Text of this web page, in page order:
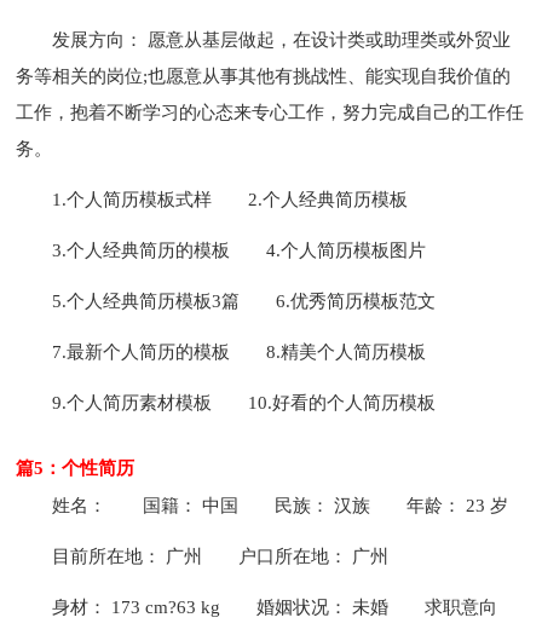
发展方向： 愿意从基层做起，在设计类或助理类或外贸业
务等相关的岗位;也愿意从事其他有挑战性、能实现自我价值的
工作，抱着不断学习的心态来专心工作，努力完成自己的工作任
务。
1.个人简历模板式样 2.个人经典简历模板
3.个人经典简历的模板 4.个人简历模板图片
5.个人经典简历模板3篇 6.优秀简历模板范文
7.最新个人简历的模板 8.精美个人简历模板
9.个人简历素材模板 10.好看的个人简历模板
篇5：个性简历
姓名：
国籍： 中国 民族： 汉族 年龄： 23 岁
目前所在地： 广州 户口所在地： 广州
身材： 173 cm?63 kg 婚姻状况： 未婚 求职意向